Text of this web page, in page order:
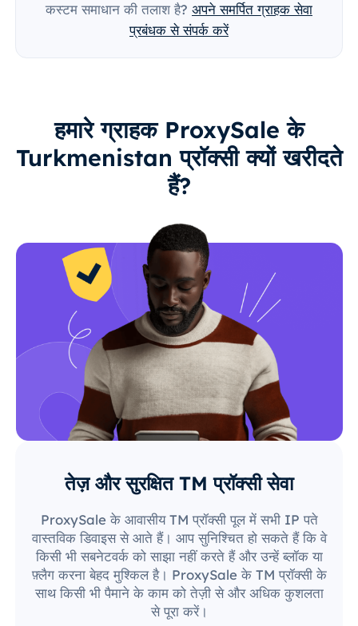
कस्टम समाधान की तलाश है? अपने समर्पित ग्राहक सेवा
प्रबंधक से संपर्क करें
हमारे ग्राहक ProxySale के
Turkmenistan प्रॉक्सी क्यों खरीदते
हैं?
तेज़ और सुरक्षित TM प्रॉक्सी सेवा
ProxySale के आवासीय TM प्रॉक्सी पूल में सभी IP पते
वास्तविक डिवाइस से आते हैं। आप सुनिश्चित हो सकते हैं कि वे
किसी भी सबनेटवर्क को साझा नहीं करते हैं और उन्हें ब्लॉक या
फ़्लैग करना बेहद मुश्किल है। ProxySale के TM प्रॉक्सी के
साथ किसी भी पैमाने के काम को तेज़ी से और अधिक कुशलता
से पूरा करें।